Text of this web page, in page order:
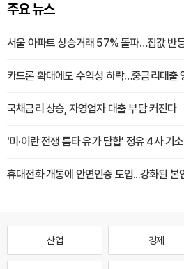
주요 뉴스
서울 아파트 상승거래 57% 돌파…집값 반
카드론 확대에도 수익성 하락…중금리대출
국채금리 상승, 자영업자 대출 부담 커진다
'미·이란 전쟁 틈타 유가 담합' 정유 4사 기
휴대전화 개통에 안면인증 도입...강화된 본
산업 경제